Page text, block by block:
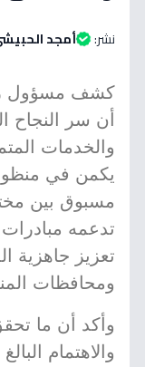
نشر: أمجد
كشف مسؤول
أن سر النجاح
والخدمات
يكمن في
مسبوق بين
تدعمه
تعزيز جاهزية
ومحافظات
وأكد أن ما
والاهتمام